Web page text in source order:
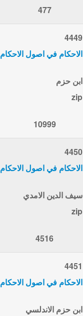
477
4449
الاحكام في اصول الاحكام
ابن حزم
zip
10999
4450
الاحكام في اصول الاحكام
سيف الدين الامدي
zip
4516
4451
الاحكام في اصول الاحكام
ابن حزم الاندلسي